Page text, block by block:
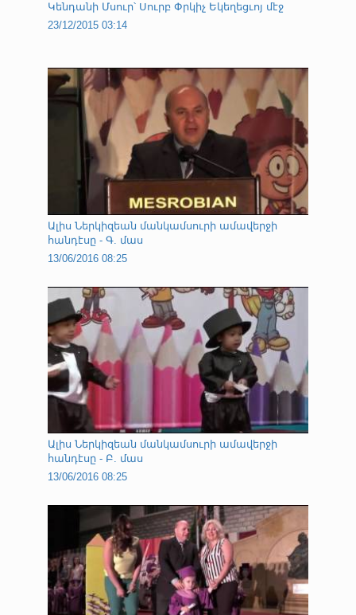
Կենդանի Մսուր՝ Սուրբ Փրկիչ Եկեղեցւոյ մէջ
23/12/2015 03:14
Ալիս Ներկիզեան մանկամսուրի ամավերջի
հանդէսը - Գ. մաս
13/06/2016 08:25
Ալիս Ներկիզեան մանկամսուրի ամավերջի
հանդէսը - Բ. մաս
13/06/2016 08:25